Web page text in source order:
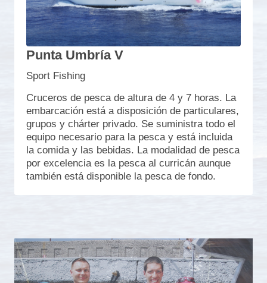
Punta Umbría V
Sport Fishing
Cruceros de pesca de altura de 4 y 7 horas. La
embarcación está a disposición de particulares,
grupos y chárter privado. Se suministra todo el
equipo necesario para la pesca y está incluida
la comida y las bebidas. La modalidad de pesca
por excelencia es la pesca al curricán aunque
también está disponible la pesca de fondo.